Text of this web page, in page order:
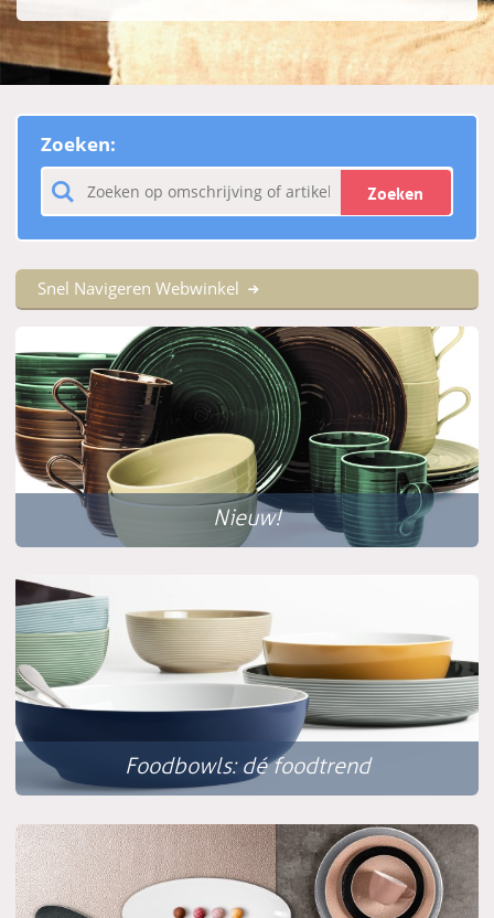
Zoeken:
Zoeken
Snel Navigeren Webwinkel
Nieuw!
Foodbowls: dé foodtrend